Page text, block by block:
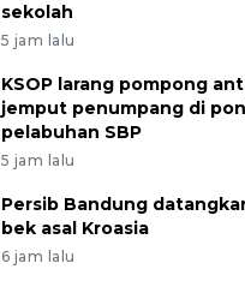
sekolah
5 jam lalu
KSOP larang pompong
jemput penumpang di
pelabuhan SBP
5 jam lalu
Persib Bandung
bek asal Kroasia
6 jam lalu